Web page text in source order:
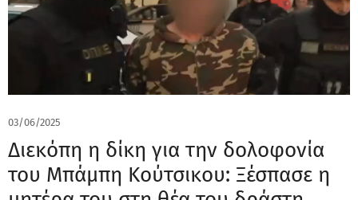
03/06/2025
Διεκόπη η δίκη για την δολοφονία
του Μπάμπη Κούτσικου: Ξέσπασε η